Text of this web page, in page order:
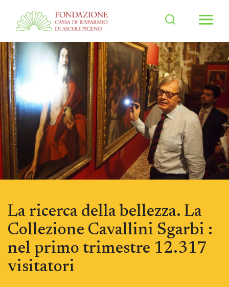
La ricerca della bellezza. La
Collezione Cavallini Sgarbi :
nel primo trimestre 12.317
visitatori